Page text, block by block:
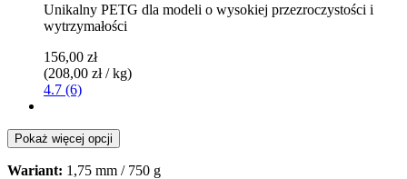
Unikalny PETG dla modeli o wysokiej przezroczystości i
wytrzymałości
156,00 zł
(208,00 zł / kg)
4.7 (6)
Pokaż więcej opcji
Wariant: 1,75 mm / 750 g